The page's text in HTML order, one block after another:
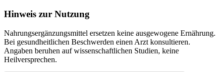
Hinweis zur Nutzung
Nahrungsergänzungsmittel ersetzen keine ausgewogene Ernährung.
Bei gesundheitlichen Beschwerden einen Arzt konsultieren.
Angaben beruhen auf wissenschaftlichen Studien, keine
Heilversprechen.